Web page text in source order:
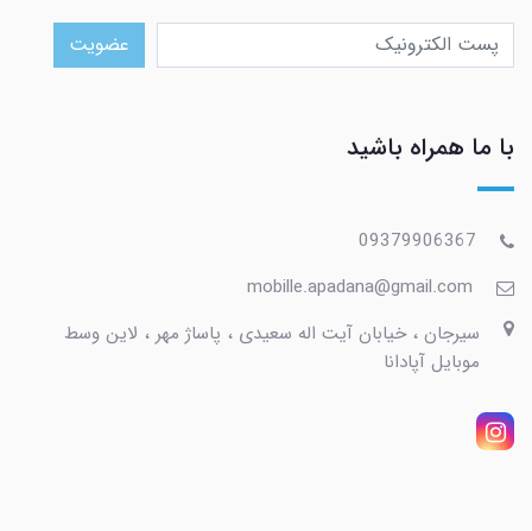
عضویت
با ما همراه باشید
09379906367
mobille.apadana@gmail.com
سیرجان ، خیابان آیت اله سعیدی ، پاساژ مهر ، لاین وسط
موبایل آپادانا